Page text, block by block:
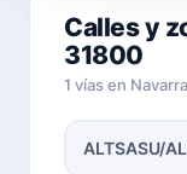
Calles y
31800
1 vías en Navarra
ALTSASU/